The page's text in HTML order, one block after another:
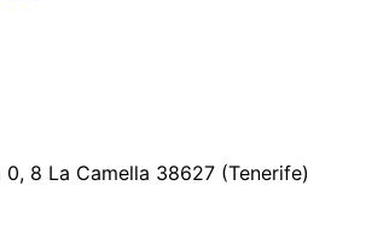
0, 8 La Camella 38627 (Tenerife)